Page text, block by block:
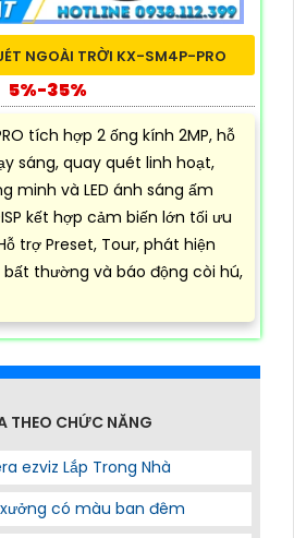
NGOÀI TRỜI KX-SM4P-PRO
5%-35%
tích hợp 2 ống kính 2MP, hỗ
sáng, quay quét linh hoạt,
minh và LED ánh sáng ấm
kết hợp cảm biến lớn tối ưu
trợ Preset, Tour, phát hiện
thường và báo động còi hú,
THEO CHỨC NĂNG
ezviz Lắp Trong Nhà
có màu ban đêm